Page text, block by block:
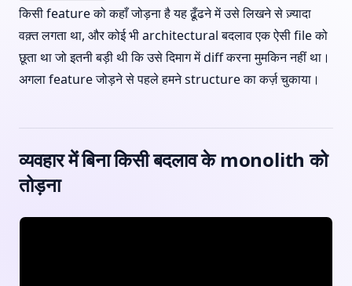
किसी feature को कहाँ जोड़ना है यह ढूँढने में उसे लिखने से ज़्यादा
वक़्त लगता था, और कोई भी architectural बदलाव एक ऐसी file को
छूता था जो इतनी बड़ी थी कि उसे दिमाग में diff करना मुमकिन नहीं था।
अगला feature जोड़ने से पहले हमने structure का कर्ज़ चुकाया।
व्यवहार में बिना किसी बदलाव के monolith को
तोड़ना